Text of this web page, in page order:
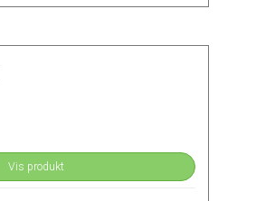
Vis produkt